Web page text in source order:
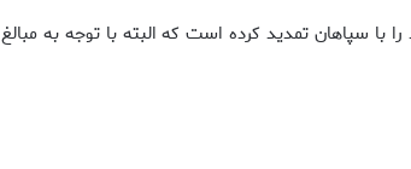
۵۰۰ ميليون تومان قرارداد خود را با سپاهان تمديد كرده است كه البته با توجه به مبالغ